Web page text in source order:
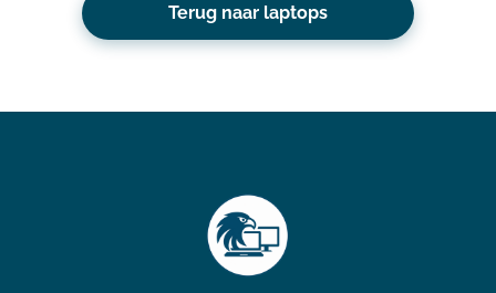
Terug naar laptops